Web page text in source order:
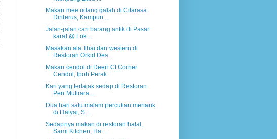
Makan mee udang galah di Citarasa
Dinterus, Kampun...
Jalan-jalan cari barang antik di Pasar
karat @ Lok...
Masakan ala Thai dan western di
Restoran Orkid Des...
Makan cendol di Deen Ct Corner
Cendol, Ipoh Perak
Kari yang terlajak sedap di Restoran
Pen Mutirara ...
Dua hari satu malam percutian menarik
di Hatyai, S...
Sedapnya makan di restoran halal,
Sami Kitchen, Ha...